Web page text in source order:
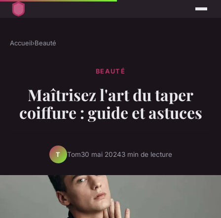
Accueil›Beauté
BEAUTÉ
Maîtrisez l'art du taper
coiffure : guide et astuces
T Tom30 mai 20243 min de lecture